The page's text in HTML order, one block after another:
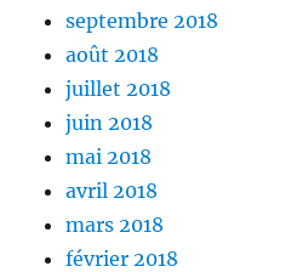
septembre 2018
août 2018
juillet 2018
juin 2018
mai 2018
avril 2018
mars 2018
février 2018